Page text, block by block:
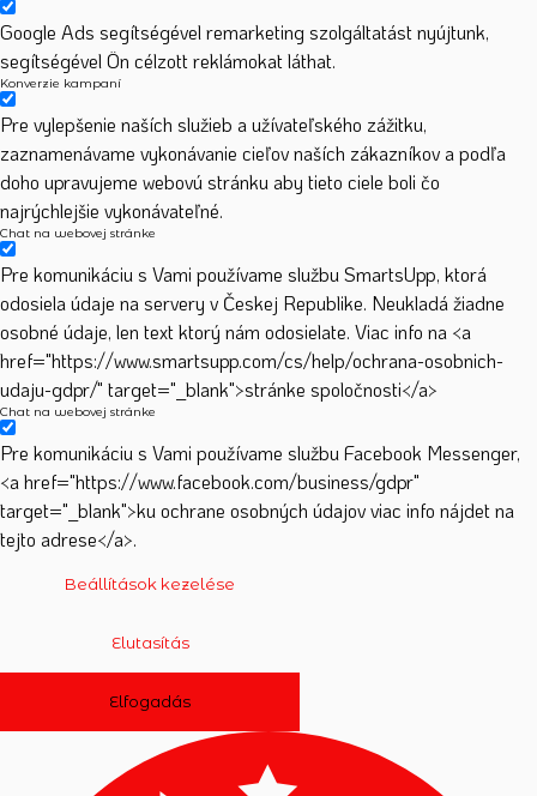
Google Ads segítségével remarketing szolgáltatást nyújtunk,
segítségével Ön célzott reklámokat láthat.
Konverzie kampaní
Pre vylepšenie naších služieb a užívateľského zážitku,
zaznamenávame vykonávanie cieľov naších zákazníkov a podľa
doho upravujeme webovú stránku aby tieto ciele boli čo
najrýchlejšie vykonávateľné.
Chat na webovej stránke
Pre komunikáciu s Vami používame službu SmartsUpp, ktorá
odosiela údaje na servery v Českej Republike. Neukladá žiadne
osobné údaje, len text ktorý nám odosielate. Viac info na <a
href="https://www.smartsupp.com/cs/help/ochrana-osobnich-
udaju-gdpr/" target="_blank">stránke spoločnosti</a>
Chat na webovej stránke
Pre komunikáciu s Vami používame službu Facebook Messenger,
<a href="https://www.facebook.com/business/gdpr"
target="_blank">ku ochrane osobných údajov viac info nájdet na
tejto adrese</a>.
Beállítások kezelése
Elutasítás
Elfogadás